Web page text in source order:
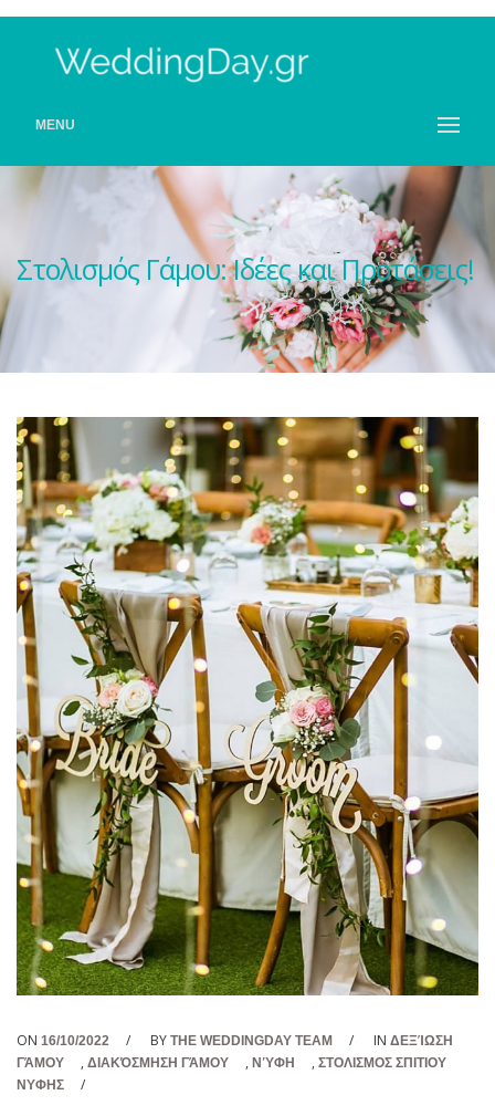
MENU
Στολισμός Γάμου: Ιδέες και Προτάσεις!
ON 16/10/2022 / BY THE WEDDINGDAY TEAM / IN ΔΕΞΊΩΣΗ
ΓΆΜΟΥ
, ΔΙΑΚΌΣΜΗΣΗ ΓΆΜΟΥ , ΝΎΦΗ , ΣΤΟΛΙΣΜΟΣ ΣΠΙΤΙΟΥ
ΝΥΦΗΣ
/